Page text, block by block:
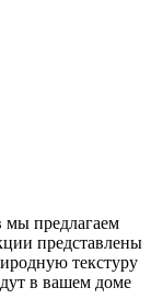
мы предлагаем
представлены
текстуру
в вашем доме